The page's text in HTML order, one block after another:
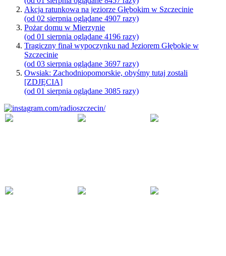
Akcja ratunkowa na jeziorze Głębokim w Szczecinie
(od 02 sierpnia oglądane 4907 razy)
Pożar domu w Mierzynie
(od 01 sierpnia oglądane 4196 razy)
Tragiczny finał wypoczynku nad Jeziorem Głębokie w
Szczecinie
(od 03 sierpnia oglądane 3697 razy)
Owsiak: Zachodniopomorskie, obyśmy tutaj zostali
[ZDJĘCIA]
(od 01 sierpnia oglądane 3085 razy)